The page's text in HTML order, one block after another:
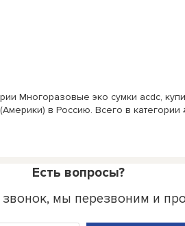
Многоразовые эко сумки acdc,
в Россию. Всего в категории
Есть вопросы?
мы перезвоним и